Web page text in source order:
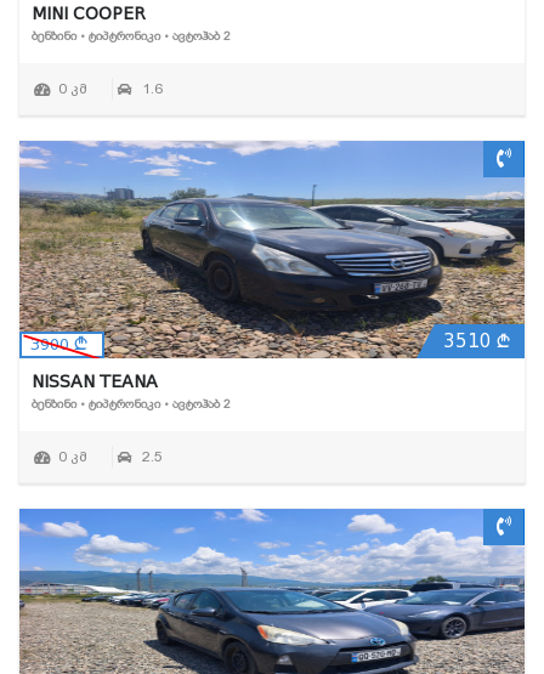
MINI COOPER
ᲑᲔᲜᲖᲘᲜᲘ • ᲢᲘᲞᲢᲠᲝᲜᲘᲙᲘ • ᲐᲕᲢᲝᲰᲐᲑ 2
0 კმ 1.6
3900 3510
NISSAN TEANA
ᲑᲔᲜᲖᲘᲜᲘ • ᲢᲘᲞᲢᲠᲝᲜᲘᲙᲘ • ᲐᲕᲢᲝᲰᲐᲑ 2
0 კმ 2.5